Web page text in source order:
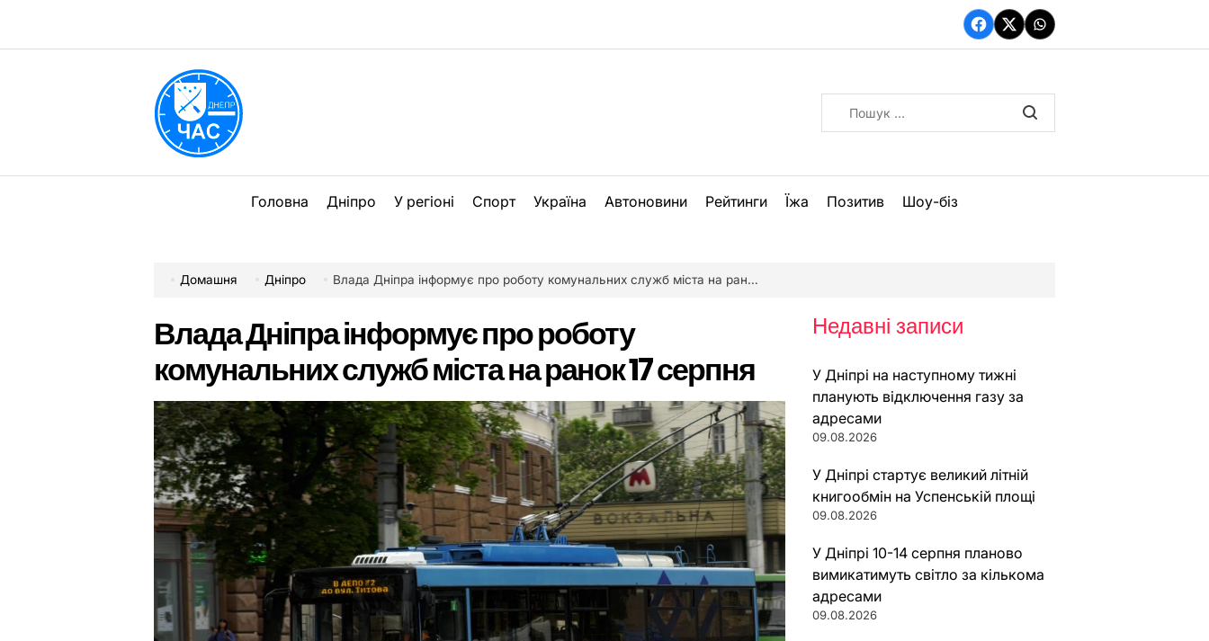
вмісту
Facebook
TwitterWhatsApp
Головна Дніпро У регіоні Спорт Україна Автоновини Рейтинги Їжа Позитив Шоу-біз
Домашня Дніпро Влада Дніпра інформує про роботу комунальних служб міста на ранок 17 серпня
Влада Дніпра інформує про роботу
комунальних служб міста на ранок 17 серпня
Недавні записи
У Дніпрі на наступному тижні
планують відключення газу за
адресами
09.08.2026
У Дніпрі стартує великий літній
книгообмін на Успенській площі
09.08.2026
У Дніпрі 10-14 серпня планово
вимикатимуть світло за кількома
адресами
09.08.2026